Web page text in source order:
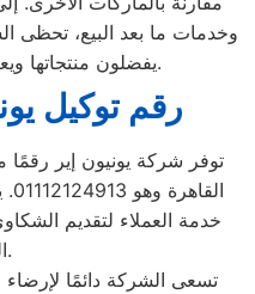
وخدمات ما بعد البيع، تحظى
يفضلون منتجاتها ويعتبرونها خيارًا آمنًا ومميزًا.
رقم توكيل
توفر شركة يونيون إير
خدمة العملاء لتقديم
الرقم.
تسعى الشركة دائمًا